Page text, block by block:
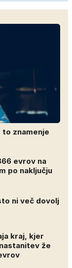
znamenje
evrov na
po naključju
ni več dovolj
kraj, kjer
že